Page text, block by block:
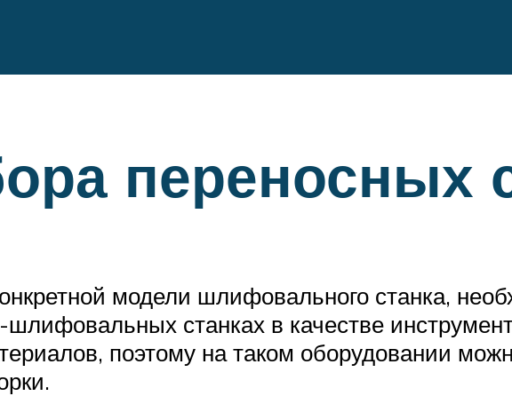
переносных
модели шлифовального станка,
шлифовальных станках в качестве
поэтому на таком оборудовании